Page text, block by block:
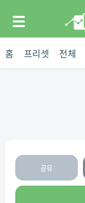
홈 프리셋 전체
공유